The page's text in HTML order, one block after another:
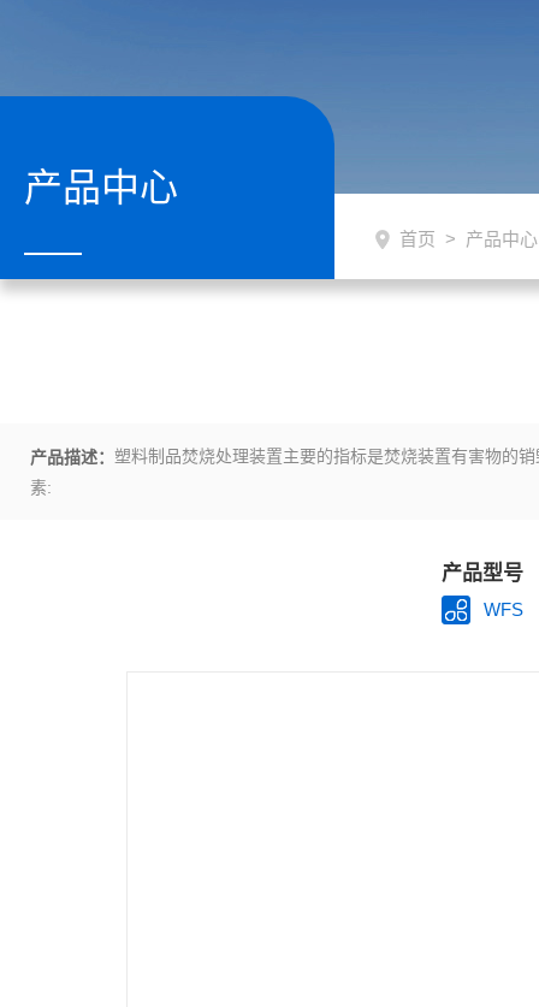
产品中心
首页 > 产品中心
产品描述： 塑料制品焚烧处理装置主要的指标是焚烧装置有害物的
素:
产品型号
WFS